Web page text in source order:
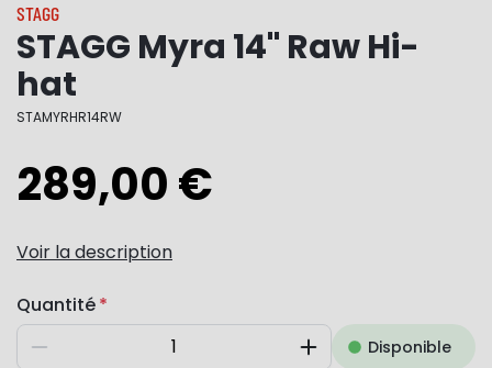
STAGG
STAGG Myra 14" Raw Hi-
hat
STAMYRHR14RW
289,00 €
Voir la description
Quantité
Diminuer AugmenterDisponible